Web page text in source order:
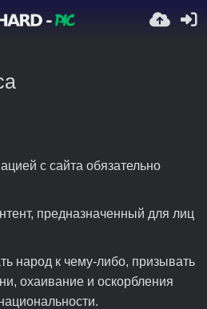
с сайта обязательно
предназначенный для лиц
народ к чему-либо, призывать
охаивание и оскорбления